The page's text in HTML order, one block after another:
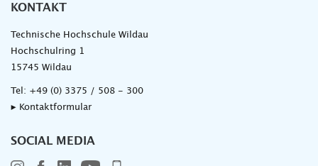
KONTAKT
Technische Hochschule Wildau
Hochschulring 1
15745 Wildau
Tel: +49 (0) 3375 / 508 - 300
▸ Kontaktformular
SOCIAL MEDIA